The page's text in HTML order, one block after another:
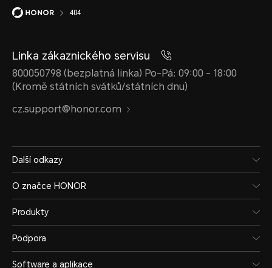
404
Linka zákaznického servisu
800050798 (bezplatná linka) Po-Pá: 09:00 - 18:00
(Kromě státních svátků/státních dnu)
cz.support@honor.com
Další odkazy
O značce HONOR
Produkty
Podpora
Software a aplikace